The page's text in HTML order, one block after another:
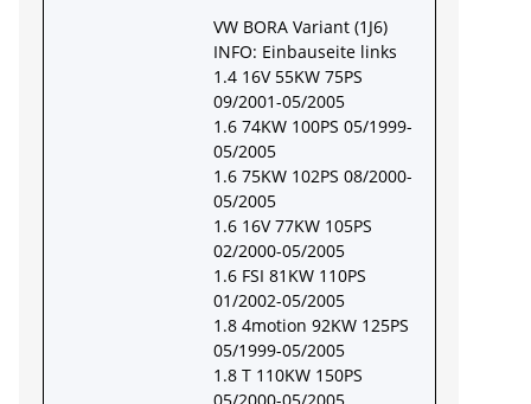
VW BORA Variant (1J6)
INFO: Einbauseite links
1.4 16V 55KW 75PS
09/2001-05/2005
1.6 74KW 100PS 05/1999-
05/2005
1.6 75KW 102PS 08/2000-
05/2005
1.6 16V 77KW 105PS
02/2000-05/2005
1.6 FSI 81KW 110PS
01/2002-05/2005
1.8 4motion 92KW 125PS
05/1999-05/2005
1.8 T 110KW 150PS